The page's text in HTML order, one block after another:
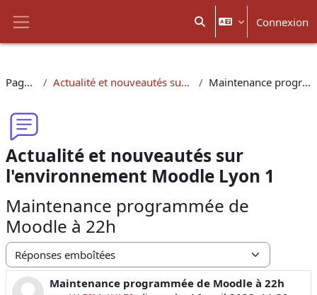
Activer/désactiver la
Connexion
Pages du site Actualité et nouveautés sur l'environnement Moodle Lyon 1 Maintenance programmée de Moodle à 22h
Actualité et nouveautés sur
l'environnement Moodle Lyon 1
Maintenance programmée de
Moodle à 22h
Type d’affichage
Maintenance programmée de Moodle à 22h
Nombre de réponses : 1